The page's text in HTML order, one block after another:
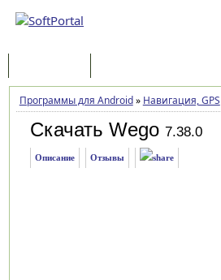
Программы для Android» Навигация, GPS
Скачать Wego 7.38.0
Описание Отзывы